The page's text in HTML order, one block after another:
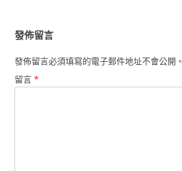
發佈留言
發佈留言必須填寫的電子郵件地址不會公開。
留言 *